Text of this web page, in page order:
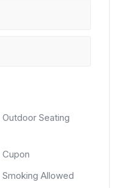
Outdoor Seating
Cupon
Smoking Allowed